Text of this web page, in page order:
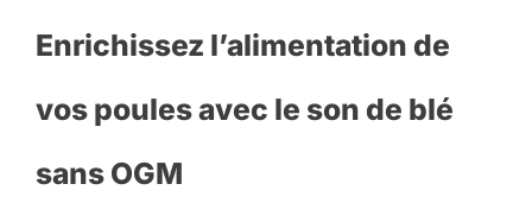
Enrichissez l’alimentation de
vos poules avec le son de blé
sans OGM